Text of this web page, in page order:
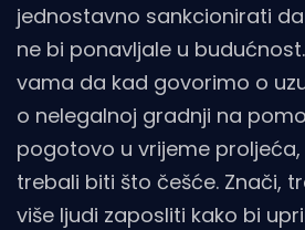
jednostavno sankcionirati
ne bi ponavljale u
vama da kad govorimo o
o nelegalnoj gradnji na
pogotovo u vrijeme
trebali biti što češće. Znači,
više ljudi zaposliti kako bi